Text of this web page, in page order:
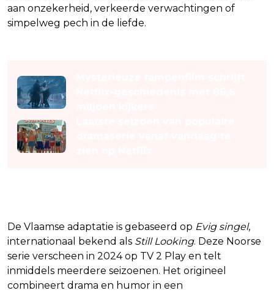
aan onzekerheid, verkeerde verwachtingen of
simpelweg pech in de liefde.
De Vlaamse adaptatie is gebaseerd op Evig singel,
internationaal bekend als Still Looking. Deze Noorse
serie verscheen in 2024 op TV 2 Play en telt
inmiddels meerdere seizoenen. Het origineel
combineert drama en humor in een